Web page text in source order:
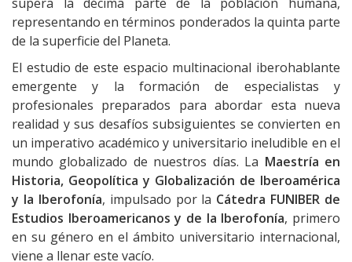
representando en términos ponderados la quinta parte
de la superficie del Planeta.
El estudio de este espacio multinacional iberohablante
emergente y la formación de especialistas y
profesionales preparados para abordar esta nueva
realidad y sus desafíos subsiguientes se convierten en
un imperativo académico y universitario ineludible en el
mundo globalizado de nuestros días. La Maestría en
Historia, Geopolítica y Globalización de Iberoamérica
y la Iberofonía, impulsado por la Cátedra FUNIBER de
Estudios Iberoamericanos y de la Iberofonía, primero
en su género en el ámbito universitario internacional,
viene a llenar este vacío.